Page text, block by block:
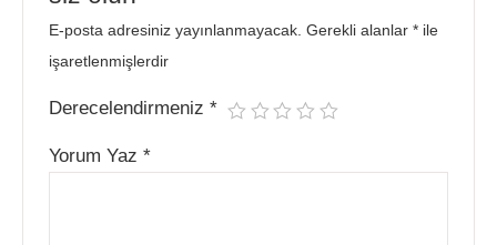
E-posta adresiniz yayınlanmayacak. Gerekli alanlar* ile
işaretlenmişlerdir
Derecelendirmeniz*
Yorum Yaz*